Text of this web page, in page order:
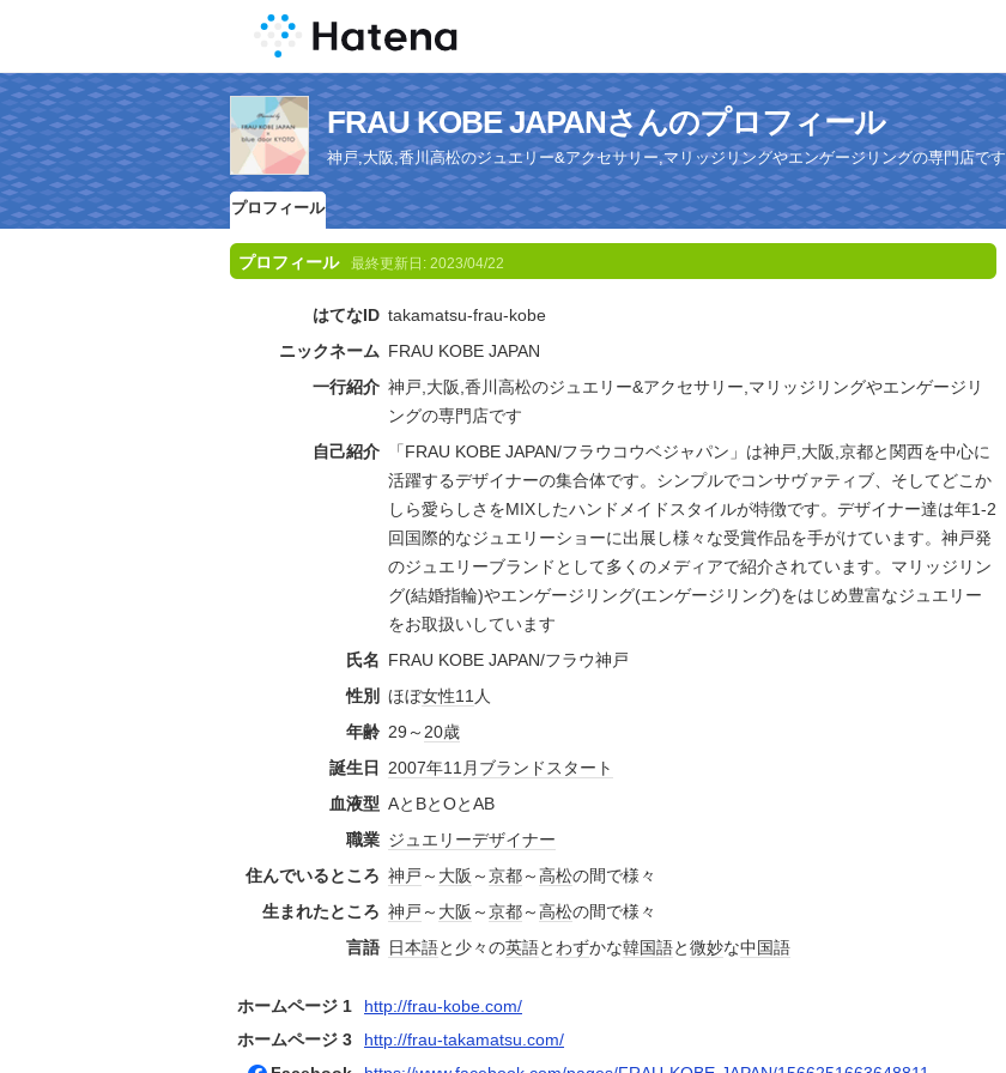
FRAU KOBE JAPANさんのプロフィール
神戸,大阪,香川高松のジュエリー&アクセサリー,マリッジリングやエンゲージリングの専門店です
プロフィール
プロフィール 最終更新日: 2023/04/22
はてなID takamatsu-frau-kobe
ニックネーム FRAU KOBE JAPAN
一行紹介 神戸,大阪,香川高松のジュエリー&アクセサリー,マリッジリングやエンゲージリ
ングの専門店です
自己紹介
「FRAU KOBE JAPAN/フラウコウベジャパン」は神戸,大阪,京都と関西を中心に
活躍するデザイナーの集合体です。シンプルでコンサヴァティブ、そしてどこか
しら愛らしさをMIXしたハンドメイドスタイルが特徴です。デザイナー達は年1-2
回国際的なジュエリーショーに出展し様々な受賞作品を手がけています。神戸発
のジュエリーブランドとして多くのメディアで紹介されています。マリッジリン
グ(結婚指輪)やエンゲージリング(エンゲージリング)をはじめ豊富なジュエリー
をお取扱いしています
氏名 FRAU KOBE JAPAN/フラウ神戸
性別
ほぼ女性11人
年齢 29～20歳
誕生日
2007年11月 ブランドスタート
血液型 AとBとOとAB
職業 ジュエリーデザイナー
住んでいるところ 神戸 ～ 大阪 ～京都～高松の間で様々
生まれたところ 神戸 ～ 大阪 ～京都～高松の間で様々
言語 日本語と少々の英語とわずかな韓国語と微妙な中国語
ホームページ 1
http://frau-kobe.com/
ホームページ 3
http://frau-takamatsu.com/